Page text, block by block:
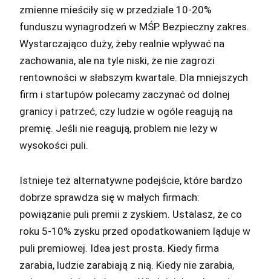
zmienne mieściły się w przedziale 10-20%
funduszu wynagrodzeń w MŚP. Bezpieczny zakres.
Wystarczająco duży, żeby realnie wpływać na
zachowania, ale na tyle niski, że nie zagrozi
rentowności w słabszym kwartale. Dla mniejszych
firm i startupów polecamy zaczynać od dolnej
granicy i patrzeć, czy ludzie w ogóle reagują na
premię. Jeśli nie reagują, problem nie leży w
wysokości puli.
Istnieje też alternatywne podejście, które bardzo
dobrze sprawdza się w małych firmach:
powiązanie puli premii z zyskiem. Ustalasz, że co
roku 5-10% zysku przed opodatkowaniem ląduje w
puli premiowej. Idea jest prosta. Kiedy firma
zarabia, ludzie zarabiają z nią. Kiedy nie zarabia,